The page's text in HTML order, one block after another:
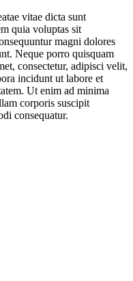
vitae dicta sunt
quia voluptas sit
magni dolores
Neque porro quisquam
consectetur, adipisci velit,
incidunt ut labore et
Ut enim ad minima
corporis suscipit
consequatur.